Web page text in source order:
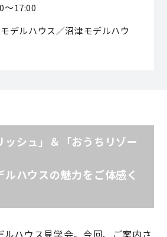
ープコーポレートサイト
引き出すデザイン力
の空間コーディネート
素材の家
～17:00
デルハウス／沼津モデルハウ
ッシュ」＆「おうちリゾー
ルハウスの魅力をご体感く
ハウス見学会。今回、ご案内さ